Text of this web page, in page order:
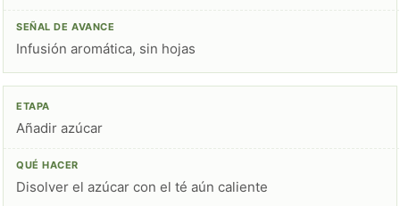
Infusión aromática, sin hojas
Añadir azúcar
Disolver el azúcar con el té aún caliente